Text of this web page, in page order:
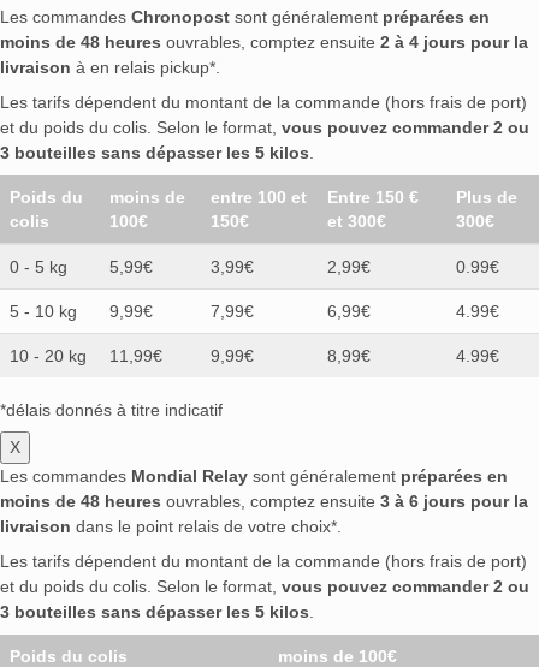
Les commandes Chronopost sont généralement préparées en
moins de 48 heures ouvrables, comptez ensuite 2 à 4 jours pour la
livraison à en relais pickup*.
Les tarifs dépendent du montant de la commande (hors frais de port)
et du poids du colis. Selon le format, vous pouvez commander 2 ou
3 bouteilles sans dépasser les 5 kilos
Poids du
colis
moins de
100€
entre 100 et
150€
Entre 150 €
et 300€
Plus de
300€
0 - 5 kg 5,99€ 3,99€ 2,99€ 0.99€
5 - 10 kg 9,99€ 7,99€ 6,99€ 4.99€
10 - 20 kg 11,99€ 9,99€ 8,99€ 4.99€
*délais donnés à titre indicatif
X
Les commandes Mondial Relay sont généralement préparées en
moins de 48 heures ouvrables, comptez ensuite 3 à 6 jours pour la
livraison dans le point relais de votre choix*.
Les tarifs dépendent du montant de la commande (hors frais de port)
et du poids du colis. Selon le format, vous pouvez commander 2 ou
3 bouteilles sans dépasser les 5 kilos
Poids du colis moins de 100€